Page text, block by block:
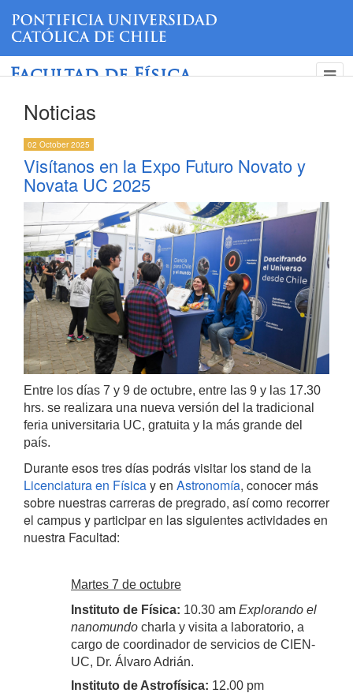
Facultad de Física
Noticias
02 October 2025
Visítanos en la Expo Futuro Novato y
Novata UC 2025
Entre los días 7 y 9 de octubre, entre las 9 y las 17.30
hrs. se realizara una nueva versión del la tradicional
feria universitaria UC, gratuita y la más grande del
país.
Durante esos tres días podrás visitar los stand de la
Licenciatura en Físicay en Astronomía, conocer más
sobre nuestras carreras de pregrado, así como recorrer
el campus y participar en las siguientes actividades en
nuestra Facultad:
Martes 7 de octubre
Instituto de Física: 10.30 am Explorando el
nanomundo charla y visita a laboratorio, a
cargo de coordinador de servicios de CIEN-
UC, Dr. Álvaro Adrián.
Instituto de Astrofísica: 12.00 pm